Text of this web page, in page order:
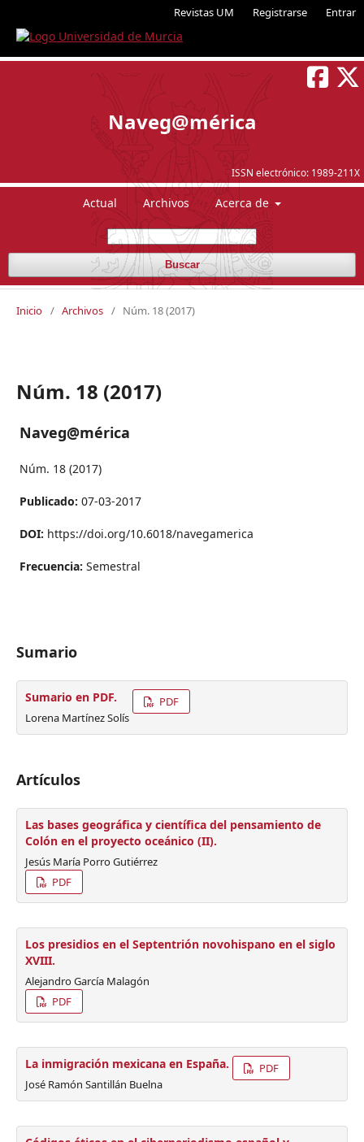
Revistas UM Registrarse Entrar
ISSN electrónico: 1989-211X
Naveg@mérica
Actual Archivos Acerca de
Buscar
Inicio / Archivos / Núm. 18 (2017)
Núm. 18 (2017)
Naveg@mérica
Núm. 18 (2017)
Publicado: 07-03-2017
DOI: https://doi.org/10.6018/navegamerica
Frecuencia: Semestral
Sumario
Sumario en PDF.
Lorena Martínez Solís
PDF
Artículos
Las bases geográfica y científica del pensamiento de
Colón en el proyecto oceánico (II).
Jesús María Porro Gutiérrez
PDF
Los presidios en el Septentrión novohispano en el siglo
XVIII.
Alejandro García Malagón
PDF
La inmigración mexicana en España.
José Ramón Santillán Buelna
PDF